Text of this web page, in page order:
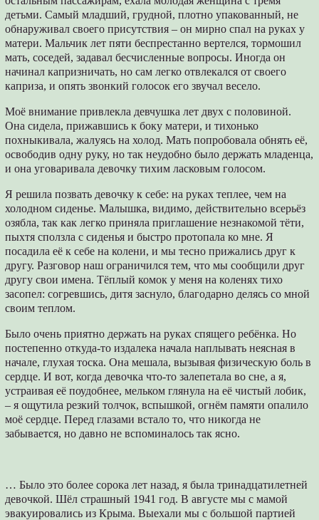
детьми. Самый младший, грудной, плотно упакованный, не
обнаруживал своего присутствия – он мирно спал на руках у
матери. Мальчик лет пяти беспрестанно вертелся, тормошил
мать, соседей, задавал бесчисленные вопросы. Иногда он
начинал капризничать, но сам легко отвлекался от своего
каприза, и опять звонкий голосок его звучал весело.
Моё внимание привлекла девчушка лет двух с половиной.
Она сидела, прижавшись к боку матери, и тихонько
похныкивала, жалуясь на холод. Мать попробовала обнять её,
освободив одну руку, но так неудобно было держать младенца,
и она уговаривала девочку тихим ласковым голосом.
Я решила позвать девочку к себе: на руках теплее, чем на
холодном сиденье. Малышка, видимо, действительно всерьёз
озябла, так как легко приняла приглашение незнакомой тёти,
пыхтя сползла с сиденья и быстро протопала ко мне. Я
посадила её к себе на колени, и мы тесно прижались друг к
другу. Разговор наш ограничился тем, что мы сообщили друг
другу свои имена. Тёплый комок у меня на коленях тихо
засопел: согревшись, дитя заснуло, благодарно делясь со мной
своим теплом.
Было очень приятно держать на руках спящего ребёнка. Но
постепенно откуда-то издалека начала наплывать неясная в
начале, глухая тоска. Она мешала, вызывая физическую боль в
сердце. И вот, когда девочка что-то залепетала во сне, а я,
устраивая её поудобнее, мельком глянула на её чистый лобик,
– я ощутила резкий толчок, вспышкой, огнём памяти опалило
моё сердце. Перед глазами встало то, что никогда не
забывается, но давно не вспоминалось так ясно.
… Было это более сорока лет назад, я была тринадцатилетней
девочкой. Шёл страшный 1941 год. В августе мы с мамой
эвакуировались из Крыма. Выехали мы с большой партией